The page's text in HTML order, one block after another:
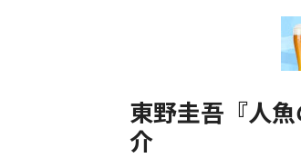
東野圭吾『人
介